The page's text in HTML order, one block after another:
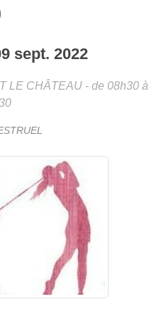
sept. 2022
LE CHÂTEAU - de 08h30 à